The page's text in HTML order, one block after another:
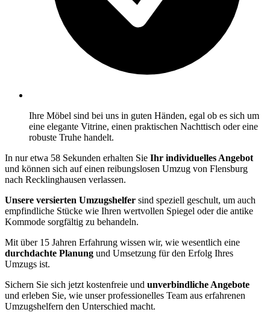
Ihre Möbel sind bei uns in guten Händen, egal ob es sich um
eine elegante Vitrine, einen praktischen Nachttisch oder eine
robuste Truhe handelt.
In nur etwa 58 Sekunden erhalten Sie Ihr individuelles Angebot
und können sich auf einen reibungslosen Umzug von Flensburg
nach Recklinghausen verlassen.
Unsere versierten Umzugshelfer sind speziell geschult, um auch
empfindliche Stücke wie Ihren wertvollen Spiegel oder die antike
Kommode sorgfältig zu behandeln.
Mit über 15 Jahren Erfahrung wissen wir, wie wesentlich eine
durchdachte Planung und Umsetzung für den Erfolg Ihres
Umzugs ist.
Sichern Sie sich jetzt kostenfreie und unverbindliche Angebote
und erleben Sie, wie unser professionelles Team aus erfahrenen
Umzugshelfern den Unterschied macht.